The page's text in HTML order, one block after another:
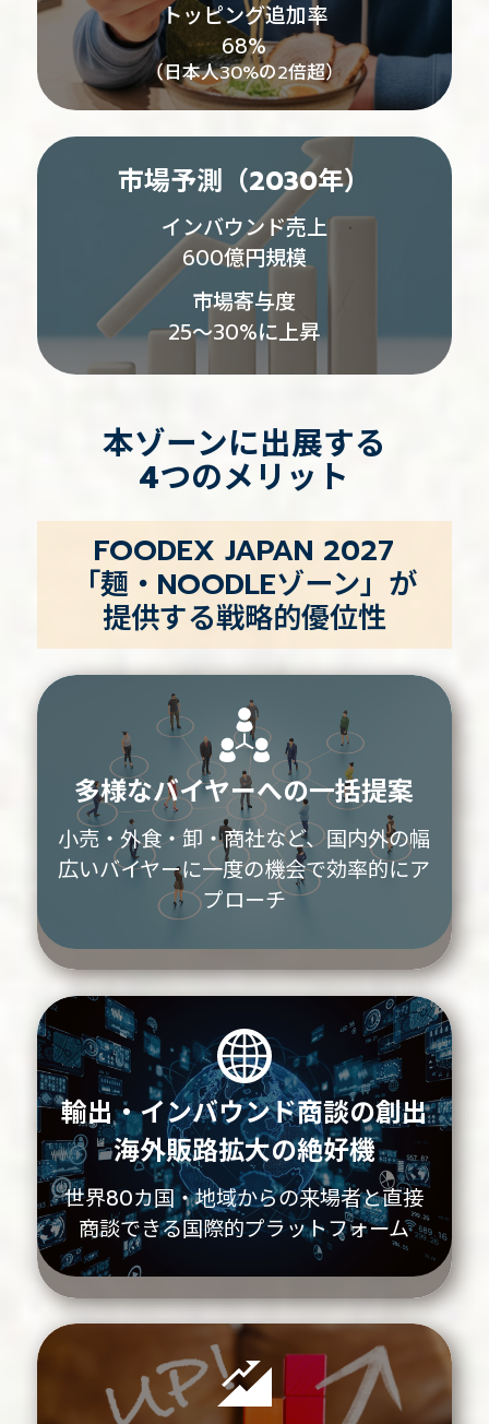
トッピング追加率
68%
（日本人30%の2倍超）
市場予測（2030年）
インバウンド売上
600億円規模
市場寄与度
25～30%に上昇
本ゾーンに出展する
4つのメリット
FOODEX JAPAN 2027
「麺・NOODLEゾーン」が
提供する戦略的優位性
多様なバイヤーへの一括提案
小売・外食・卸・商社など、国内外の幅
広いバイヤーに一度の機会で効率的にア
プローチ
輸出・インバウンド商談の創出
海外販路拡大の絶好機
世界80カ国・地域からの来場者と直接
商談できる国際的プラットフォーム